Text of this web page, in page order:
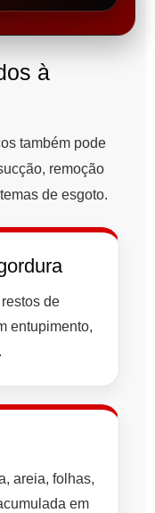
à
também pode
remoção
de esgoto.
de
entupimento,
areia, folhas,
em